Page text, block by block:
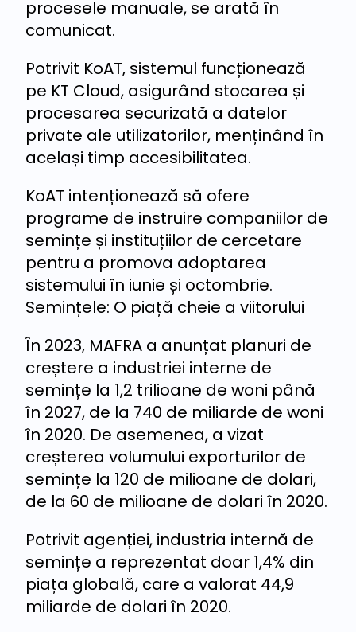
procesele manuale, se arată în
comunicat.
Potrivit KoAT, sistemul funcționează
pe KT Cloud, asigurând stocarea și
procesarea securizată a datelor
private ale utilizatorilor, menținând în
același timp accesibilitatea.
KoAT intenționează să ofere
programe de instruire companiilor de
semințe și instituțiilor de cercetare
pentru a promova adoptarea
sistemului în iunie și octombrie.
Semințele: O piață cheie a viitorului
În 2023, MAFRA a anunțat planuri de
creștere a industriei interne de
semințe la 1,2 trilioane de woni până
în 2027, de la 740 de miliarde de woni
în 2020. De asemenea, a vizat
creșterea volumului exporturilor de
semințe la 120 de milioane de dolari,
de la 60 de milioane de dolari în 2020.
Potrivit agenției, industria internă de
semințe a reprezentat doar 1,4% din
piața globală, care a valorat 44,9
miliarde de dolari în 2020.